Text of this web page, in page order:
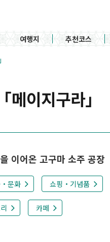
여행지 추천코스
메이지구라」
이어온 고구마 소주 공장
문화 쇼핑・기념품
카페